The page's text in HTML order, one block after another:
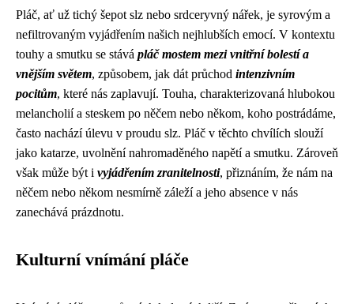
Pláč, ať už tichý šepot slz nebo srdceryvný nářek, je syrovým a
nefiltrovaným vyjádřením našich nejhlubších emocí. V kontextu
touhy a smutku se stává pláč mostem mezi vnitřní bolestí a
vnějším světem, způsobem, jak dát průchod intenzivním
pocitům, které nás zaplavují. Touha, charakterizovaná hlubokou
melancholií a steskem po něčem nebo někom, koho postrádáme,
často nachází úlevu v proudu slz. Pláč v těchto chvílích slouží
jako katarze, uvolnění nahromaděného napětí a smutku. Zároveň
však může být i vyjádřením zranitelnosti, přiznáním, že nám na
něčem nebo někom nesmírně záleží a jeho absence v nás
zanechává prázdnotu.
Kulturní vnímání pláče